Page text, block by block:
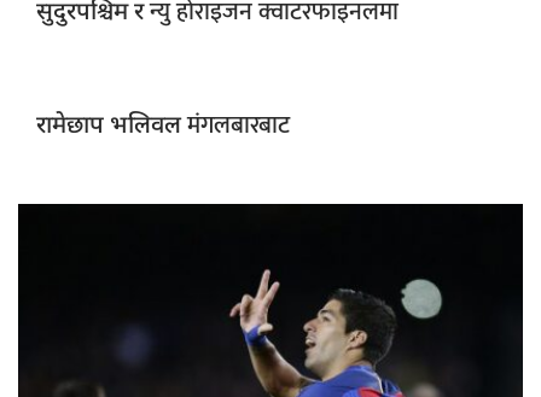
सुदुरपश्चिम रन्यु होराइजन क्वाटरफाइनलमा
रामेछाप भलिवलमंगलबारबाट